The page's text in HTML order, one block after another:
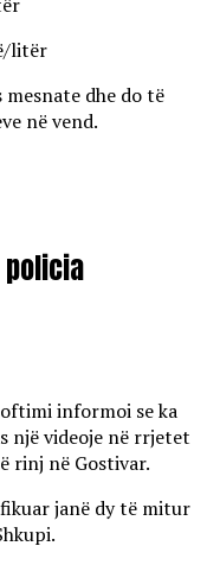
litër
dhe do të
në vend.
policia
informoi se ka
një videoje në rrjetet
rinj në Gostivar.
janë dy të mitur